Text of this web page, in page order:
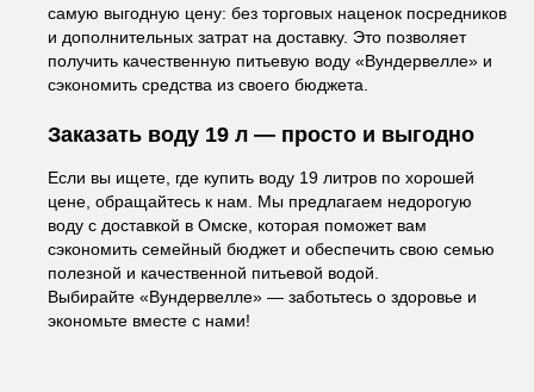
самую выгодную цену: без торговых наценок посредников
и дополнительных затрат на доставку. Это позволяет
получить качественную питьевую воду «Вундервелле» и
сэкономить средства из своего бюджета.
Заказать воду 19 л — просто и выгодно
Если вы ищете, где купить воду 19 литров по хорошей
цене, обращайтесь к нам. Мы предлагаем недорогую
воду с доставкой в Омске, которая поможет вам
сэкономить семейный бюджет и обеспечить свою семью
полезной и качественной питьевой водой.
Выбирайте «Вундервелле» — заботьтесь о здоровье и
экономьте вместе с нами!